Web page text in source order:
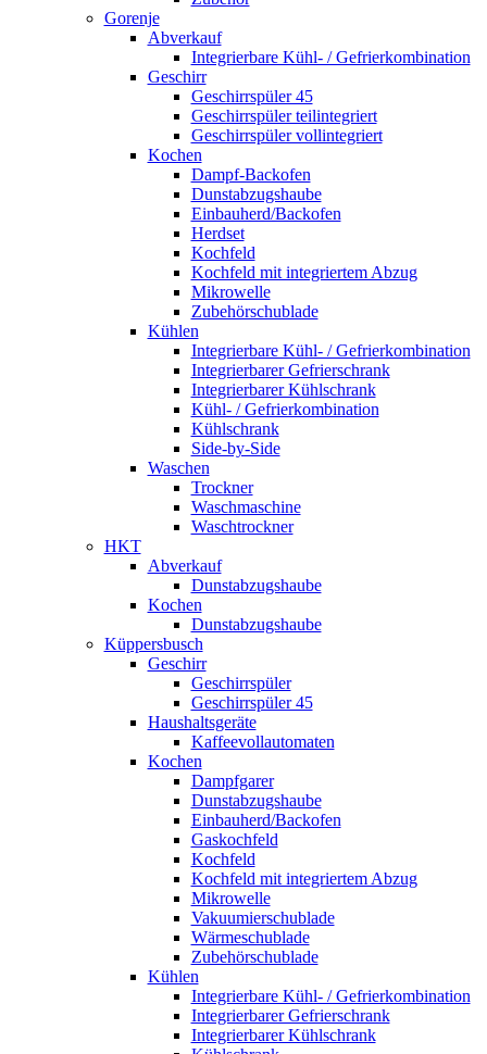
Gorenje
Abverkauf
Integrierbare Kühl- / Gefrierkombination
Geschirr
Geschirrspüler 45
Geschirrspüler teilintegriert
Geschirrspüler vollintegriert
Kochen
Dampf-Backofen
Dunstabzugshaube
Einbauherd/Backofen
Herdset
Kochfeld
Kochfeld mit integriertem Abzug
Mikrowelle
Zubehörschublade
Kühlen
Integrierbare Kühl- / Gefrierkombination
Integrierbarer Gefrierschrank
Integrierbarer Kühlschrank
Kühl- / Gefrierkombination
Kühlschrank
Side-by-Side
Waschen
Trockner
Waschmaschine
Waschtrockner
HKT
Abverkauf
Dunstabzugshaube
Kochen
Dunstabzugshaube
Küppersbusch
Geschirr
Geschirrspüler
Geschirrspüler 45
Haushaltsgeräte
Kaffeevollautomaten
Kochen
Dampfgarer
Dunstabzugshaube
Einbauherd/Backofen
Gaskochfeld
Kochfeld
Kochfeld mit integriertem Abzug
Mikrowelle
Vakuumierschublade
Wärmeschublade
Zubehörschublade
Kühlen
Integrierbare Kühl- / Gefrierkombination
Integrierbarer Gefrierschrank
Integrierbarer Kühlschrank